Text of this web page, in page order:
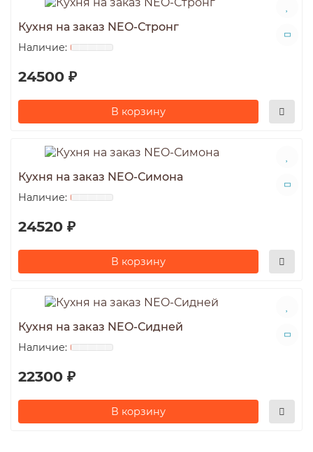
Кухня на заказ NEO-Стронг
24500 ₽
В корзину
Кухня на заказ NEO-Симона
24520 ₽
В корзину
Кухня на заказ NEO-Сидней
22300 ₽
В корзину